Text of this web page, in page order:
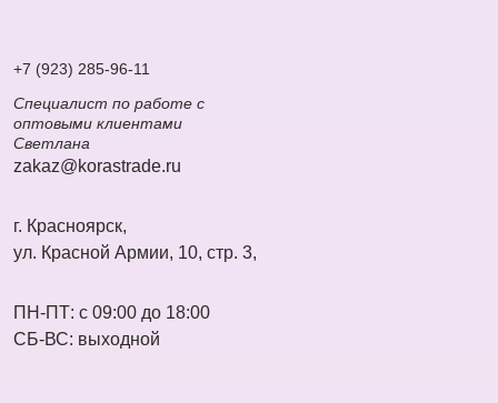
+7 (923) 285-96-11
Специалист по работе с
оптовыми клиентами
Светлана
zakaz@korastrade.ru
г. Красноярск,
ул. Красной Армии, 10, стр. 3,
ПН-ПТ: с 09:00 до 18:00
СБ-ВС: выходной